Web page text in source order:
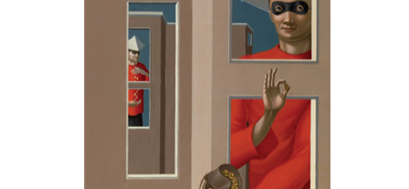
הנחת אתר ספר מודפס
$42
$38